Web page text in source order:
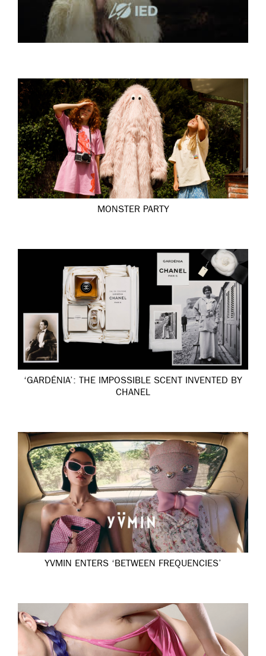
MONSTER PARTY
‘GARDÉNIA’: THE IMPOSSIBLE SCENT INVENTED BY
CHANEL
YVMIN ENTERS ‘BETWEEN FREQUENCIES’